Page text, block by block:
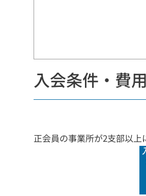
入会条件・費用
正会員の事業所が2支部以上